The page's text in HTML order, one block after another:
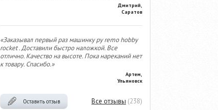
Дмитрий,
Саратов
«Заказывал первый раз машинку ру remo hobby
rocket . Доставили быстро наложкой. Все
отлично. Качество на высоте. Пока нареканий нет
к товару. Спасибо.»
Артем,
Ульяновск
Оставить отзыв Все отзывы (238)